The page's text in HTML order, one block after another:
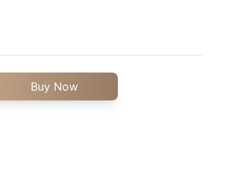
Buy Now